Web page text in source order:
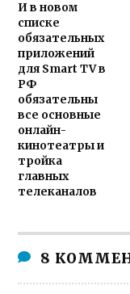
И в новом
списке
обязательных
приложений
для Smart TV в
РФ
обязательны
все основные
онлайн-
кинотеатры и
тройка
главных
телеканалов
8